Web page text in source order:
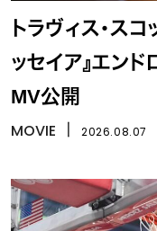
トラヴィス・ス
ッセイア』エン
MV公開
MOVIE 2026.08.07